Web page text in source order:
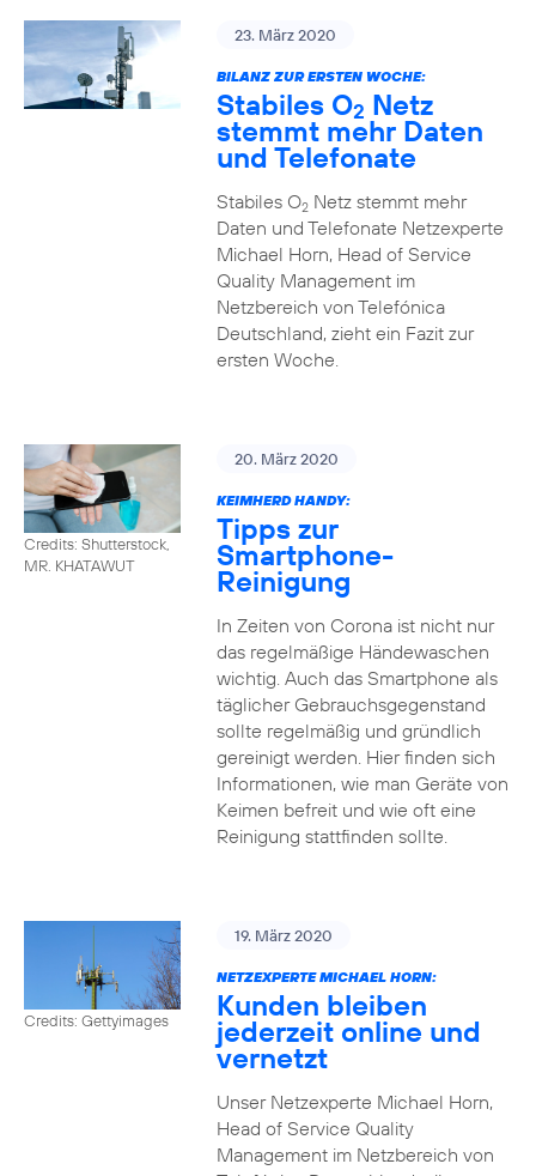
23. März 2020
BILANZ ZUR ERSTEN WOCHE:
Stabiles O2 Netz
stemmt mehr Daten
und Telefonate
Stabiles O2Netz stemmt mehr
Daten und Telefonate Netzexperte
Michael Horn, Head of Service
Quality Management im
Netzbereich von Telefónica
Deutschland, zieht ein Fazit zur
ersten Woche.
Credits: Shutterstock,
MR. KHATAWUT
20. März 2020
KEIMHERD HANDY:
Tipps zur
Smartphone-
Reinigung
In Zeiten von Corona ist nicht nur
das regelmäßige Händewaschen
wichtig. Auch das Smartphone als
täglicher Gebrauchsgegenstand
sollte regelmäßig und gründlich
gereinigt werden. Hier finden sich
Informationen, wie man Geräte von
Keimen befreit und wie oft eine
Reinigung stattfinden sollte.
Credits: Gettyimages
19. März 2020
NETZEXPERTE MICHAEL HORN:
Kunden bleiben
jederzeit online und
vernetzt
Unser Netzexperte Michael Horn,
Head of Service Quality
Management im Netzbereich von